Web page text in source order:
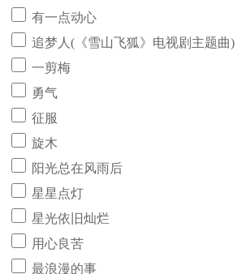
有一点动心
追梦人(《雪山飞狐》电视剧主题曲)
一剪梅
勇气
征服
旋木
阳光总在风雨后
星星点灯
星光依旧灿烂
用心良苦
最浪漫的事